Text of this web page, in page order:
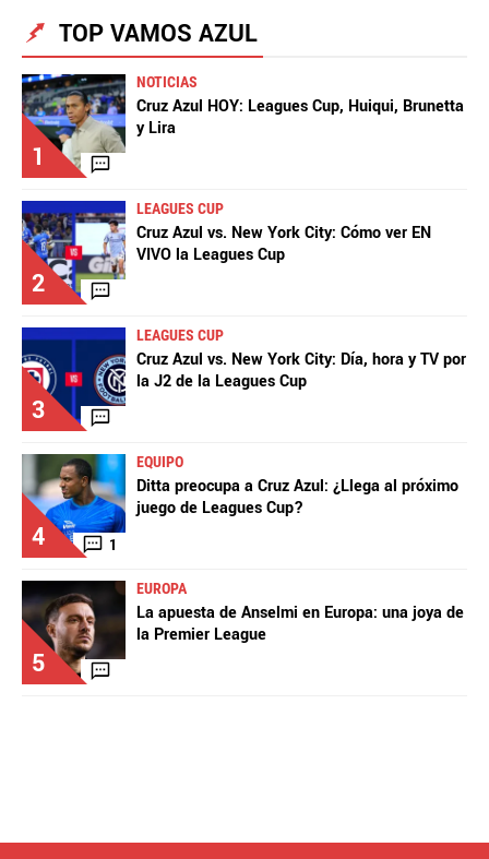
TOP VAMOS AZUL
1
NOTICIAS
Cruz Azul HOY: Leagues Cup, Huiqui, Brunetta
y Lira
2
LEAGUES CUP
Cruz Azul vs. New York City: Cómo ver EN
VIVO la Leagues Cup
3
LEAGUES CUP
Cruz Azul vs. New York City: Día, hora y TV por
la J2 de la Leagues Cup
4 1
EQUIPO
Ditta preocupa a Cruz Azul: ¿Llega al próximo
juego de Leagues Cup?
5
EUROPA
La apuesta de Anselmi en Europa: una joya de
la Premier League